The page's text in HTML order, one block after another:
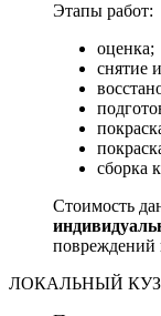
Этапы работ:
оценка;
снятие
сборка
Стоимость
повреждений
ЛОКАЛЬНЫЙ